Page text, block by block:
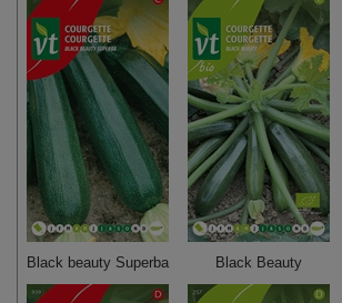
Black beauty Superba Black Beauty